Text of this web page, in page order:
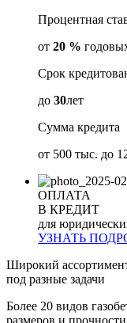
Процентная
от 20 %
Срок
до 30лет
Сумма кредита
от 500 тыс. до
ОПЛАТА
В КРЕДИТ
для
УЗНАТЬ
Широкий
под разные задачи
Более 20 видов
размеров и